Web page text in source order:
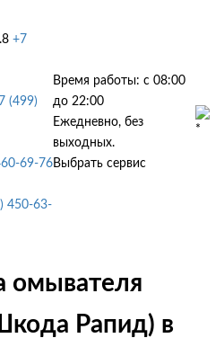
+7
(499)
69-76
450-63-
Время работы: с 08:00
до 22:00
Ежедневно, без
выходных.
Выбрать сервис
омывателя
Рапид) в